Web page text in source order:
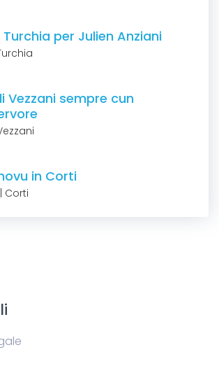
per Julien Anziani
Vezzani sempre cun
in Corti
Corti